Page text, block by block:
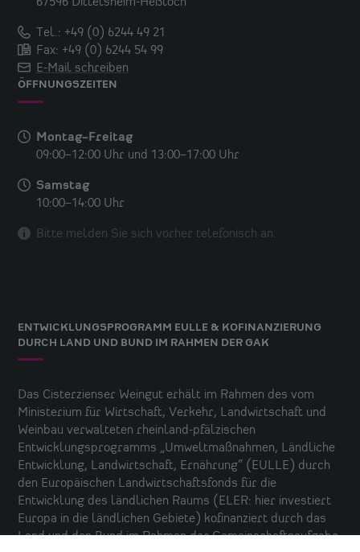
Tel.: +49 (0) 6244 49 21
Fax: +49 (0) 6244 54 99
E-Mail schreiben
ÖFFNUNGSZEITEN
Montag–Freitag
09:00–12:00 Uhr und 13:00–17:00 Uhr
Samstag
10:00–14:00 Uhr
Bitte melden Sie sich vorher telefonisch an.
ENTWICKLUNGSPROGRAMM EULLE & KOFINANZIERUNG
DURCH LAND UND BUND IM RAHMEN DER GAK
Das Cisterzienser Weingut erhält im Rahmen des vom
Ministerium für Wirtschaft, Verkehr, Landwirtschaft und
Weinbau verwalteten rheinland-pfälzischen
Entwicklungsprogramms „Umweltmaßnahmen, Ländliche
Entwicklung, Landwirtschaft, Ernährung“ (EULLE) durch
den Europäischen Landwirtschaftsfonds für die
Entwicklung des ländlichen Raums (ELER: hier investiert
Europa in die ländlichen Gebiete) kofinanziert durch das
Land und den Bund im Rahmen der Gemeinschaftsaufgabe